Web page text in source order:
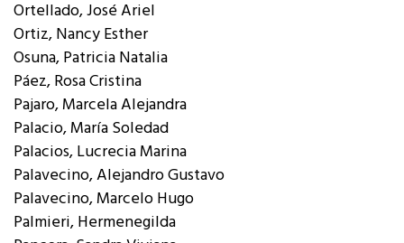
Ortellado, José Ariel
Ortiz, Nancy Esther
Osuna, Patricia Natalia
Páez, Rosa Cristina
Pajaro, Marcela Alejandra
Palacio, María Soledad
Palacios, Lucrecia Marina
Palavecino, Alejandro Gustavo
Palavecino, Marcelo Hugo
Palmieri, Hermenegilda